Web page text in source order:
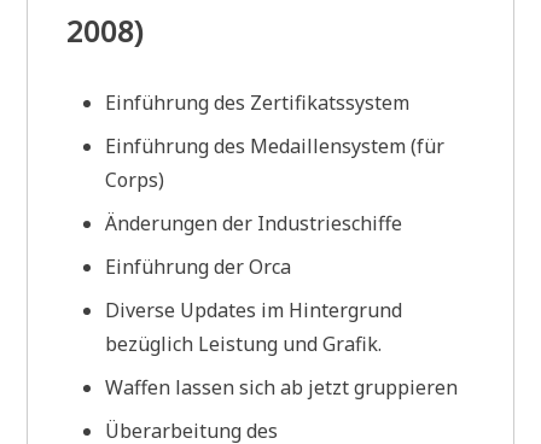
2008)
Einführung des Zertifikatssystem
Einführung des Medaillensystem (für
Corps)
Änderungen der Industrieschiffe
Einführung der Orca
Diverse Updates im Hintergrund
bezüglich Leistung und Grafik.
Waffen lassen sich ab jetzt gruppieren
Überarbeitung des